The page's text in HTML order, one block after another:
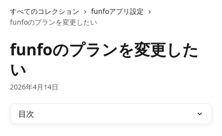
すべてのコレクション
funfoアプリ設定
funfoのプランを変更したい
funfoのプランを変更した
い
2026年4月14日
目次